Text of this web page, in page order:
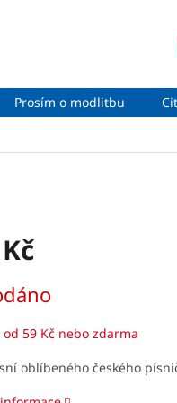
Prosím o modlitbu
59 Kč nebo zdarma
oblíbeného českého